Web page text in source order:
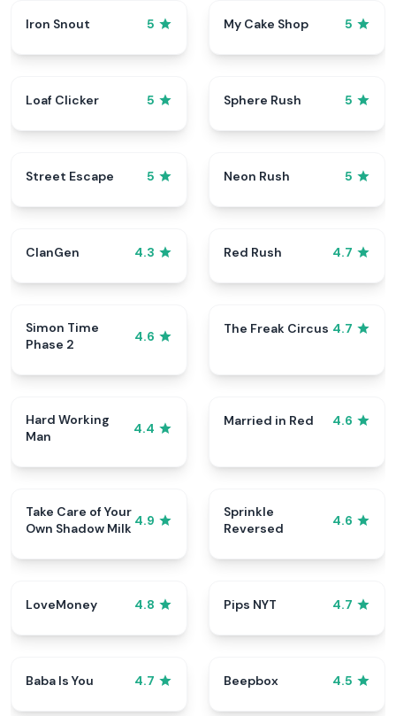
Iron Snout 5 My Cake Shop 5
Loaf Clicker 5 Sphere Rush 5
Street Escape 5 Neon Rush 5
ClanGen 4.3 Red Rush 4.7
Simon Time
Phase 2
4.6
The Freak Circus 4.7
Hard Working
Man
4.4
Married in Red 4.6
Take Care of Your
Own Shadow Milk 4.9
Sprinkle
Reversed
4.6
LoveMoney 4.8 Pips NYT 4.7
Baba Is You 4.7 Beepbox 4.5